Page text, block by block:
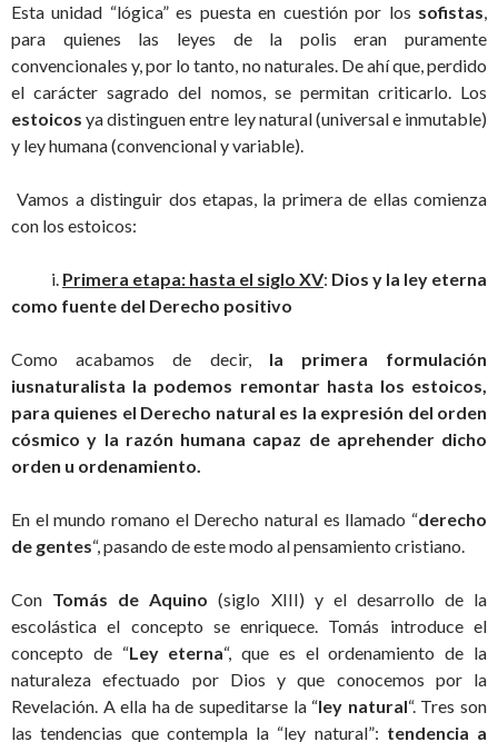
Esta unidad “lógica” es puesta en cuestión por los sofistas,
para quienes las leyes de la polis eran puramente
convencionales y, por lo tanto, no naturales. De ahí que, perdido
el carácter sagrado del nomos, se permitan criticarlo. Los
estoicos ya distinguen entre ley natural (universal e inmutable)
y ley humana (convencional y variable).
Vamos a distinguir dos etapas, la primera de ellas comienza
con los estoicos:
i. Primera etapa: hasta el siglo XV: Dios y la ley eterna
como fuente del Derecho positivo
Como acabamos de decir, la primera formulación
iusnaturalista la podemos remontar hasta los estoicos,
para quienes el Derecho natural es la expresión del orden
cósmico y la razón humana capaz de aprehender dicho
orden u ordenamiento.
En el mundo romano el Derecho natural es llamado “derecho
de gentes“, pasando de este modo al pensamiento cristiano.
Con Tomás de Aquino (siglo XIII) y el desarrollo de la
escolástica el concepto se enriquece. Tomás introduce el
concepto de “Ley eterna“, que es el ordenamiento de la
naturaleza efectuado por Dios y que conocemos por la
Revelación. A ella ha de supeditarse la “ley natural“. Tres son
las tendencias que contempla la “ley natural”: tendencia a